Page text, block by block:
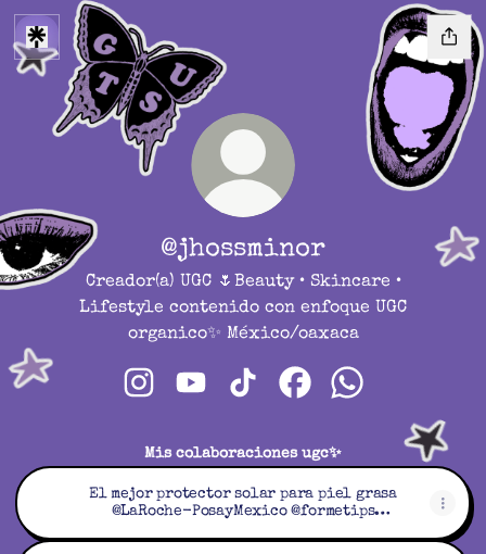
@jhossminor
Creador(a) UGC 🌷Beauty • Skincare •
Lifestyle contenido con enfoque UGC
organico✨ México/oaxaca
Mis colaboraciones ugc✨
El mejor protector solar para piel grasa
@LaRoche-PosayMexico @formetips